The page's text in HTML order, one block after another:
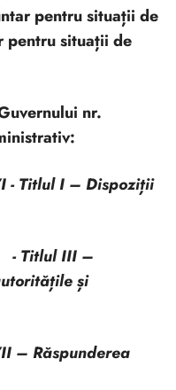
pentru situații de
pentru situații de
nr.
- Titlul I – Dispoziții
–
și